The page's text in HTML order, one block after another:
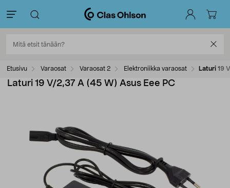
Etusivu Varaosat Varaosat 2 Elektroniikka varaosat Laturi 19
Laturi 19 V/2,37 A (45 W) Asus Eee PC